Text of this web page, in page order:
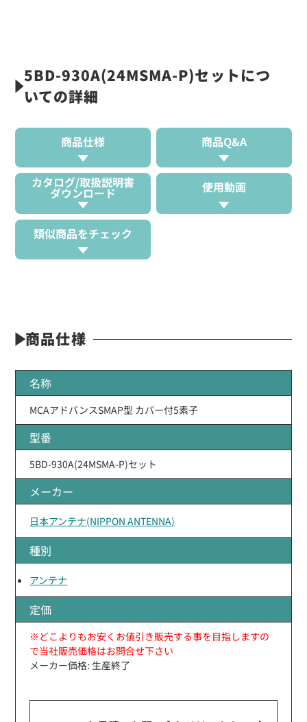
5BD-930A(24MSMA-P)セットにつ
いての詳細
商品仕様 商品Q&A
カタログ/取扱説明書
ダウンロード 使用動画
類似商品をチェック
商品仕様
名称
MCAアドバンスSMAP型 カバー付5素子
型番
5BD-930A(24MSMA-P)セット
メーカー
日本アンテナ(NIPPON ANTENNA)
種別
アンテナ
定価
※どこよりもお安くお値引き販売する事を目指しますの
で当社販売価格はお問合せ下さい
メーカー価格: 生産終了